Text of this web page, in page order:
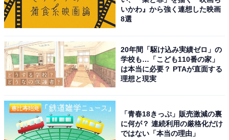
こちらもおすすめ
北陸地方の「憧れのナンバープレート」ランキ
いかわ』から強く連想した映画
8選
20年間「駆け込み実績ゼロ」の
学校も…「こども110番の家」
は本当に必要？ PTAが直面する
理想と現実
「青春18きっぷ」販売激減の裏
に何が？ 連続利用の厳格化だけ
ではない「本当の理由」